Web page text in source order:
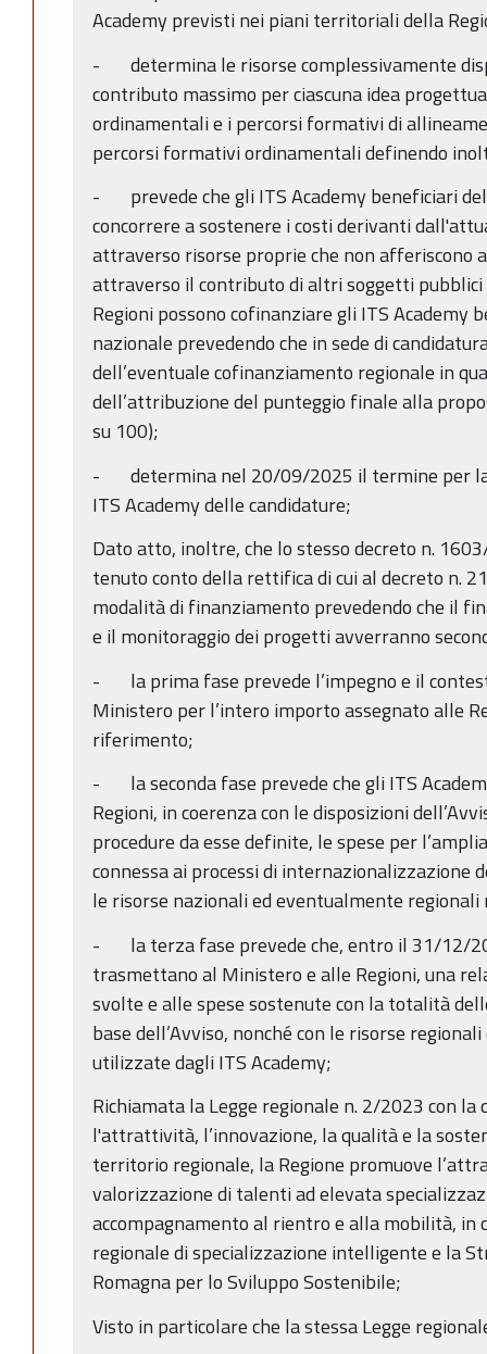
Academy previsti nei piani territoriali della
- determina le risorse complessivamente
contributo massimo per ciascuna idea
ordinamentali e i percorsi formativi di
percorsi formativi ordinamentali definendo
- prevede che gli ITS Academy beneficiari
concorrere a sostenere i costi derivanti
attraverso risorse proprie che non afferiscono
attraverso il contributo di altri soggetti
Regioni possono cofinanziare gli ITS Academy
nazionale prevedendo che in sede di
dell’eventuale cofinanziamento regionale in
dell’attribuzione del punteggio finale alla
su 100);
- determina nel 20/09/2025 il termine per la
ITS Academy delle candidature;
Dato atto, inoltre, che lo stesso decreto n.
tenuto conto della rettifica di cui al decreto n.
modalità di finanziamento prevedendo che il
e il monitoraggio dei progetti avverranno
- la prima fase prevede l’impegno e il
Ministero per l’intero importo assegnato alle
riferimento;
- la seconda fase prevede che gli ITS
Regioni, in coerenza con le disposizioni
procedure da esse definite, le spese per
connessa ai processi di internazionalizzazione
le risorse nazionali ed eventualmente
- la terza fase prevede che, entro il 31/12/
trasmettano al Ministero e alle Regioni, una
svolte e alle spese sostenute con la totalità
base dell’Avviso, nonché con le risorse
utilizzate dagli ITS Academy;
Richiamata la Legge regionale n. 2/2023 con la
l'attrattività, l’innovazione, la qualità e la
territorio regionale, la Regione promuove
valorizzazione di talenti ad elevata
accompagnamento al rientro e alla mobilità, in
regionale di specializzazione intelligente e la
Romagna per lo Sviluppo Sostenibile;
Visto in particolare che la stessa Legge